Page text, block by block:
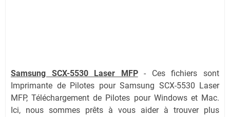
Samsung SCX-5530 Laser MFP - Ces fichiers sont
Imprimante de Pilotes pour Samsung SCX-5530 Laser
MFP, Téléchargement de Pilotes pour Windows et Mac.
Ici, nous sommes prêts à vous aider à trouver plus